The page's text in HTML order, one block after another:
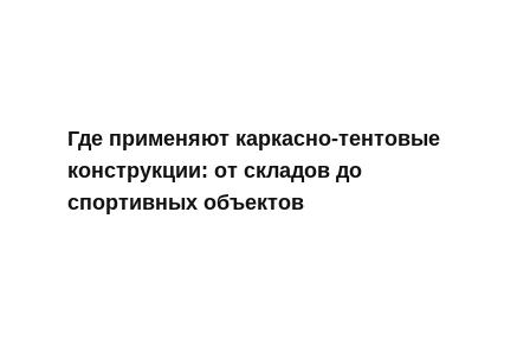
Где применяют каркасно‑тентовые
конструкции: от складов до
спортивных объектов